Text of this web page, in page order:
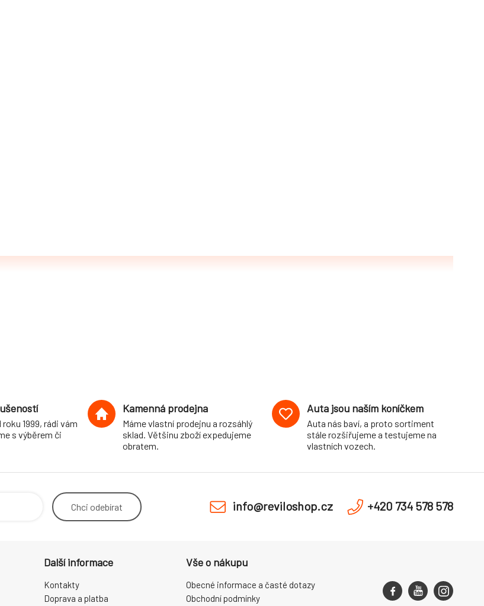
1999, rádi vám
s výběrem či
Kamenná prodejna
Máme vlastní prodejnu a rozsáhlý
sklad. Většinu zboží expedujeme
obratem.
Auta jsou naším koníčkem
Auta nás baví, a proto sortiment
stále rozšiřujeme a testujeme na
vlastních vozech.
Chci odebírat info@reviloshop.cz +420 734 578 578
Další informace
Kontakty
Doprava a platba
Vše o nákupu
Obecné informace a časté dotazy
Obchodní podmínky